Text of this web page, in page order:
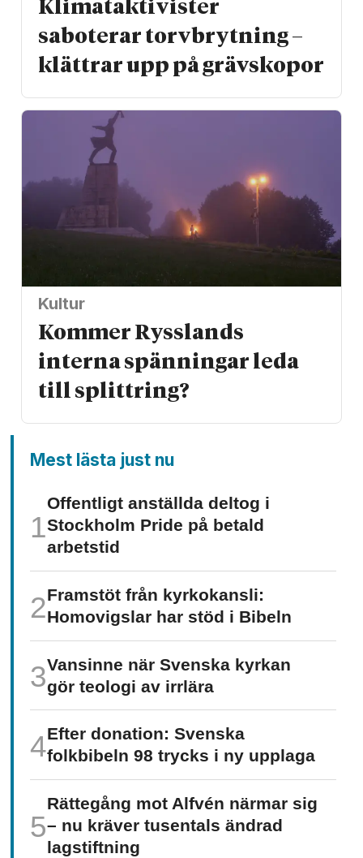
Klimat­aktivister
saboterar torv­brytning –
klättrar upp på gräv­skopor
Kultur
Kommer Rysslands
interna spänningar leda
till splittring?
Mest lästa just nu
Offentligt anställda deltog i
Stockholm Pride på betald
arbetstid
Framstöt från kyrkokansli:
Homo­vigslar har stöd i Bibeln
Vansinne när Svenska kyrkan
gör teologi av irrlära
Efter donation: Svenska
folkbibeln 98 trycks i ny upplaga
Rättegång mot Alfvén närmar sig
– nu kräver tusentals ändrad
lagstiftning